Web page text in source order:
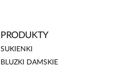
PRODUKTY
SUKIENKI
BLUZKI DAMSKIE